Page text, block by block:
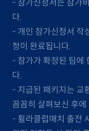
- 참가신청서는 참가
다.
- 개인 참가신청서 작
청이 완료됩니다.
- 참가가 확정된 팀에
다.
- 지급된 패키지는 교
꼼꼼히 살펴보신 후
- 휠라클럽매치 출전